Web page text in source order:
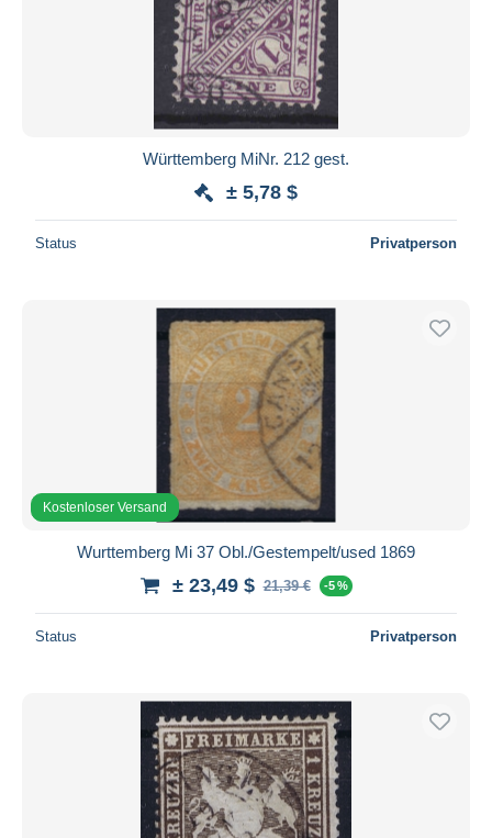
Württemberg MiNr. 212 gest.
± 5,78 $
Status Privatperson
Kostenloser Versand
Wurttemberg Mi 37 Obl./Gestempelt/used 1869
± 23,49 $ 21,39 € -5 %
Status Privatperson